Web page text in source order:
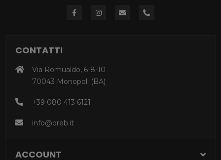
CONTATTI
Via Romualdo, 6-8-10
70043 Monopoli (BA)
+39 080 413 6121
info@oreb.it
ACCOUNT